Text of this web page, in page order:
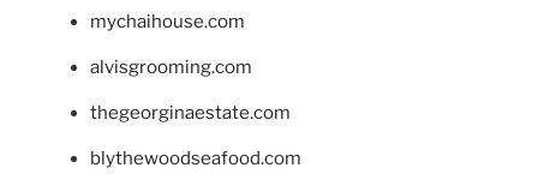
mychaihouse.com
alvisgrooming.com
thegeorginaestate.com
blythewoodseafood.com